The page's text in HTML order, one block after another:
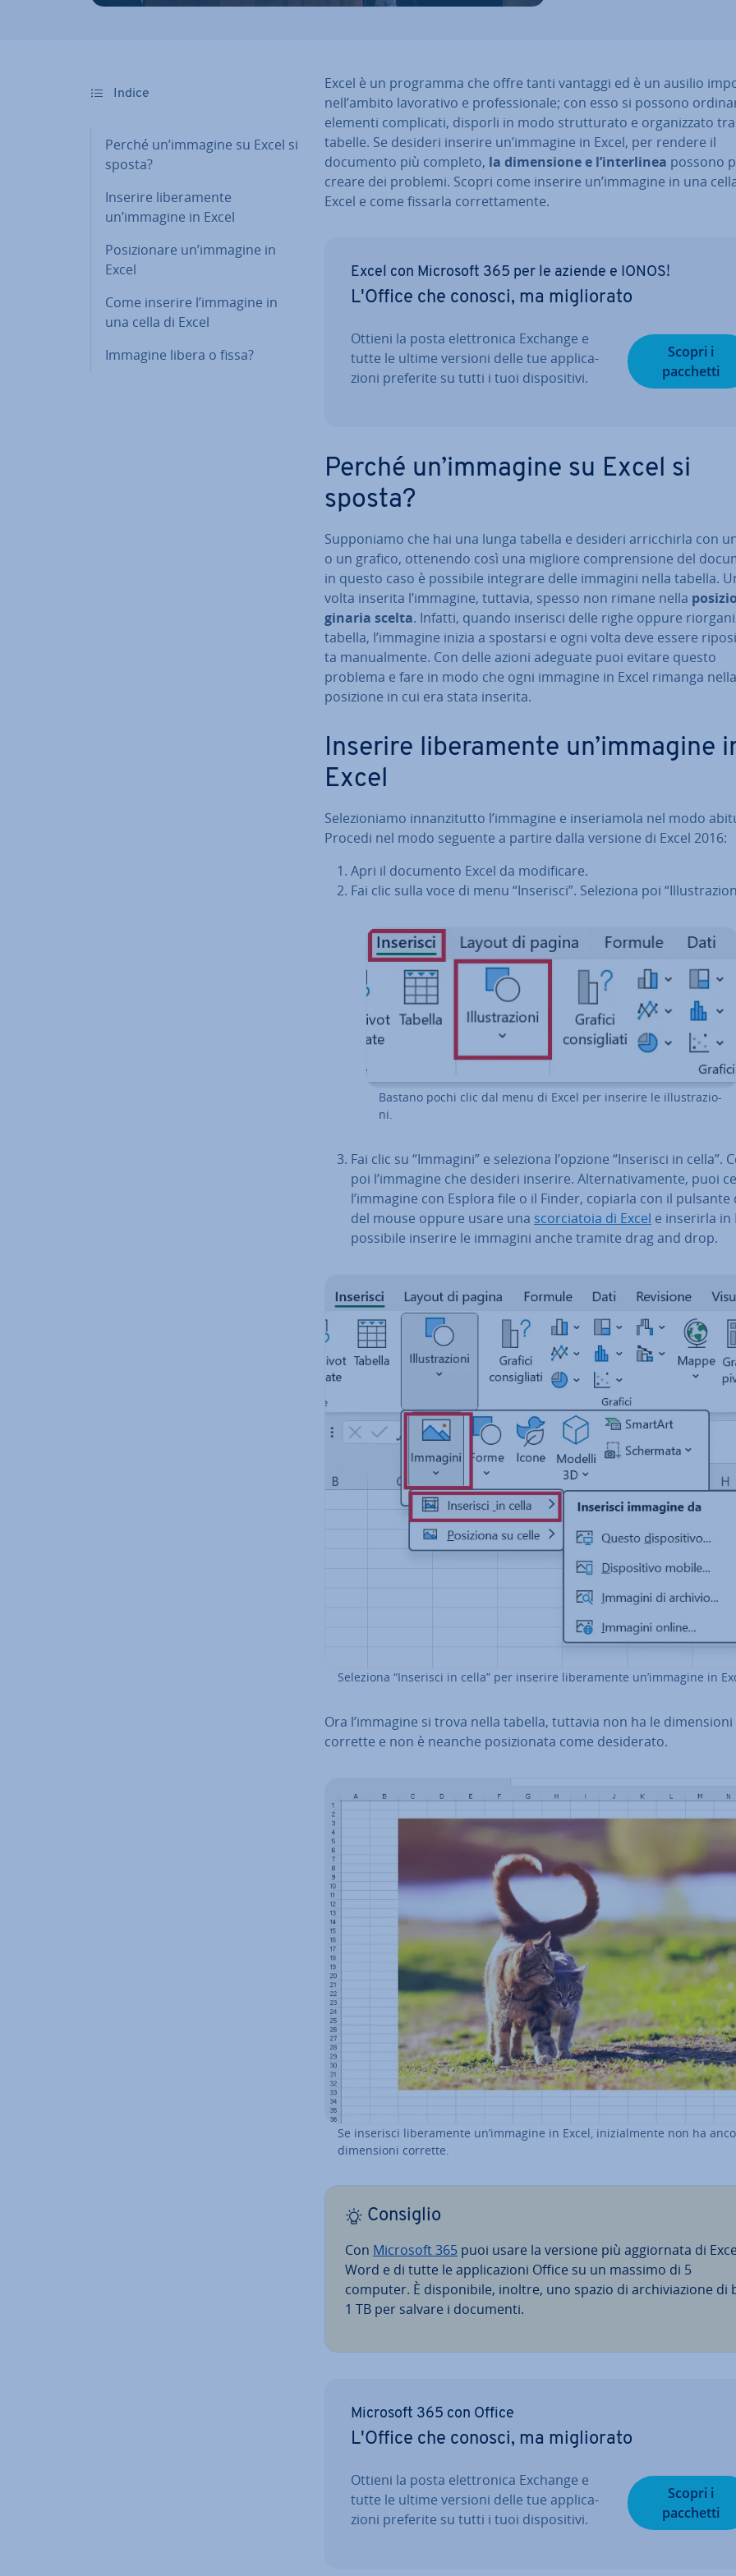
Indice
Perché un’immagine su Excel si
sposta?
Inserire li­be­ra­men­te
un’immagine in Excel
Po­si­zio­na­re un’immagine in
Excel
Come inserire l’immagine in
una cella di Excel
Immagine libera o fissa?
Excel è un programma che offre tanti vantaggi ed è un ausilio
nell’ambito la­vo­ra­ti­vo e pro­fes­sio­na­le; con esso si possono
elementi com­pli­ca­ti, disporli in modo strut­tu­ra­to e or­ga­niz­za­to
tabelle. Se desideri inserire un’immagine in Excel, per rendere il
documento più completo, la di­men­sio­ne e l’in­ter­li­nea possono
creare dei problemi. Scopri come inserire un’immagine in una
Excel e come fissarla cor­ret­ta­men­te.
Excel con Microsoft 365 per le aziende e IONOS!
L'Office che conosci, ma mi­glio­ra­to
Ottieni la posta elet­tro­ni­ca Exchange e
tutte le ultime versioni delle tue ap­pli­ca­
zio­ni preferite su tutti i tuoi di­spo­si­ti­vi.
Scopri i
pacchetti
Perché un’immagine su Excel si
sposta?
Sup­po­nia­mo che hai una lunga tabella e desideri ar­ric­chir­la con
o un grafico, ottenendo così una migliore com­pren­sio­ne del
in questo caso è possibile integrare delle immagini nella tabella.
volta inserita l’immagine, tuttavia, spesso non rimane nella
gi­na­ria scelta. Infatti, quando inserisci delle righe oppure
tabella, l’immagine inizia a spostarsi e ogni volta deve essere
ta ma­nual­men­te. Con delle azioni adeguate puoi evitare questo
problema e fare in modo che ogni immagine in Excel rimanga nella
posizione in cui era stata inserita.
Inserire li­be­ra­men­te un’immagine
Excel
Se­le­zio­nia­mo in­nan­zi­tut­to l’immagine e in­se­ria­mo­la nel modo
Procedi nel modo seguente a partire dalla versione di Excel 2016:
Apri il documento Excel da mo­di­fi­ca­re.
Fai clic sulla voce di menu “Inserisci”. Seleziona poi
Bastano pochi clic dal menu di Excel per inserire le il­lu­stra­zio­
ni.
Fai clic su “Immagini” e seleziona l’opzione “Inserisci in cella”.
poi l’immagine che desideri inserire. Al­ter­na­ti­va­men­te, puoi
l’immagine con Esplora file o il Finder, copiarla con il
del mouse oppure usare una scor­cia­to­ia di Excel e inserirla in
possibile inserire le immagini anche tramite drag and drop.
Seleziona “Inserisci in cella” per inserire li­be­ra­men­te un’immagine in
Ora l’immagine si trova nella tabella, tuttavia non ha le di­men­sio­ni
corrette e non è neanche po­si­zio­na­ta come de­si­de­ra­to.
Se inserisci li­be­ra­men­te un’immagine in Excel, ini­zial­men­te non ha
di­men­sio­ni corrette.
Consiglio
Con Microsoft 365 puoi usare la versione più ag­gior­na­ta di
Word e di tutte le ap­pli­ca­zio­ni Office su un massimo di 5
computer. È di­spo­ni­bi­le, inoltre, uno spazio di ar­chi­via­zio­ne di
1 TB per salvare i documenti.
Microsoft 365 con Office
L'Office che conosci, ma mi­glio­ra­to
Ottieni la posta elet­tro­ni­ca Exchange e
tutte le ultime versioni delle tue ap­pli­ca­
zio­ni preferite su tutti i tuoi di­spo­si­ti­vi.
Scopri i
pacchetti